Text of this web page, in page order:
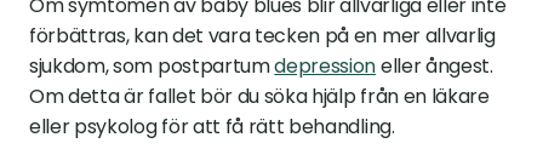
förbättras, kan det vara tecken på en mer allvarlig
sjukdom, som postpartum depression eller ångest.
Om detta är fallet bör du söka hjälp från en läkare
eller psykolog för att få rätt behandling.